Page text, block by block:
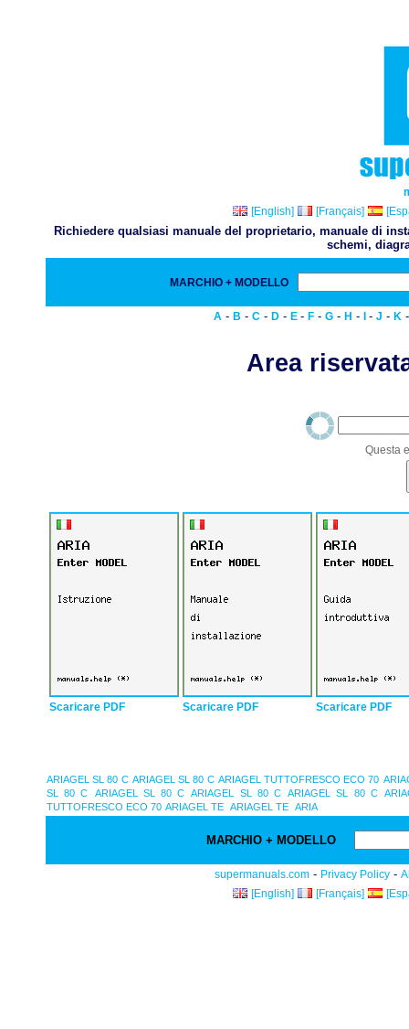
[English]
[Français]
Richiedere qualsiasi manuale del proprietario, manuale di
schemi,
MARCHIO + MODELLO
A - B - C - D - E - F - G - H - - J - K
Area
Questa
Scaricare PDF Scaricare PDF Scaricare PDF
ARIAGEL SL 80 C ARIAGEL SL 80 C ARIAGEL TUTTOFRESCO ECO 70
SL 80 C
ARIAGEL SL 80 C ARIAGEL SL 80 C ARIAGEL SL 80 C
TUTTOFRESCO ECO 70 ARIAGEL TE ARIAGEL TE ARIA
MARCHIO + MODELLO
supermanuals.com - Privacy Policy -
[English]
[Français]